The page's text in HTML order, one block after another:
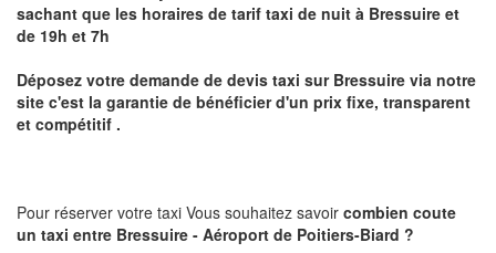
sachant que les horaires de tarif taxi de nuit à Bressuire et
de 19h et 7h
Déposez votre demande de devis taxi sur Bressuire via notre
site c'est la garantie de bénéficier d'un prix fixe, transparent
et compétitif .
Pour réserver votre taxi Vous souhaitez savoir combien coute
un taxi entre Bressuire - Aéroport de Poitiers-Biard ?